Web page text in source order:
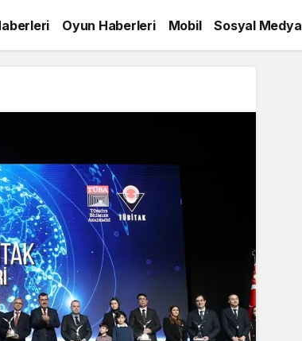
Oyun Haberleri Mobil Sosyal Medya